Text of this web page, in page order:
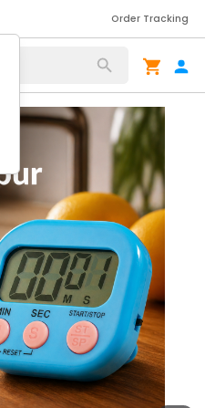
Order Tracking